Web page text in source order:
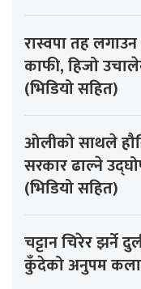
रास्वपा तह
काफी, हिजो
(भिडियो सहित)
ओलीको साथले
सरकार ढाल्ने
(भिडियो सहित)
चट्टान चिरेर झर्ने
कुँदेको अनुपम